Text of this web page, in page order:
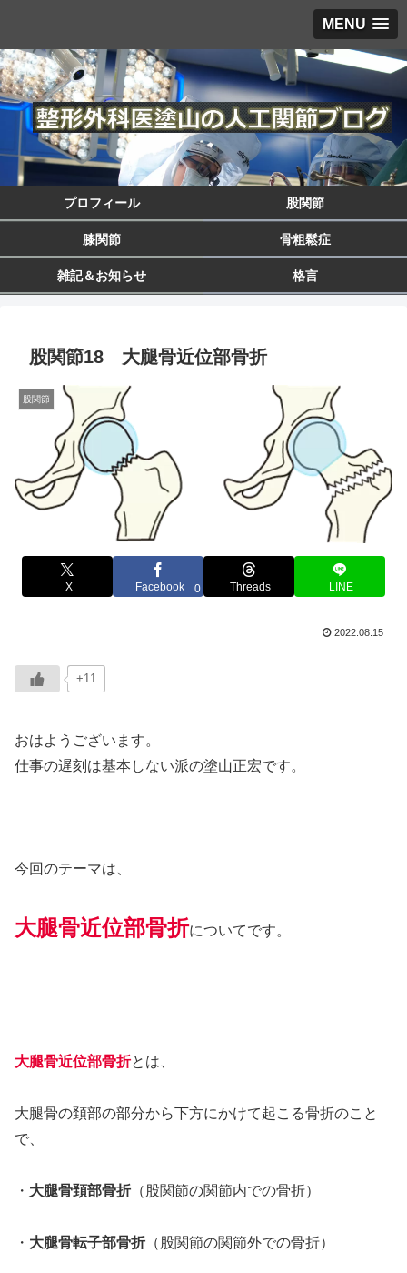
MENU
プロフィール 股関節
膝関節 骨粗鬆症
雑記＆お知らせ 格言
股関節18 大腿骨近位部骨折
股関節
X Facebook 0 Threads LINE
2022.08.15
+11
おはようございます。
仕事の遅刻は基本しない派の塗山正宏です。
今回のテーマは、
大腿骨近位部骨折についてです。
大腿骨近位部骨折とは、
大腿骨の頚部の部分から下方にかけて起こる骨折のこと
で、
・ 大腿骨頚部骨折 （股関節の関節内での骨折）
・ 大腿骨転子部骨折 （股関節の関節外での骨折）